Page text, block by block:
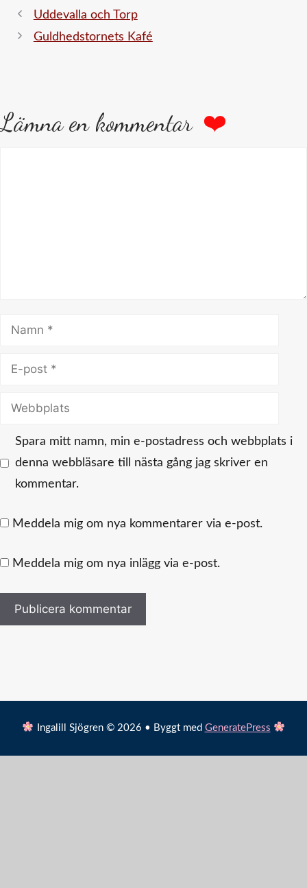
Uddevalla och Torp
Guldhedstornets Kafé
Lämna en kommentar
Namn
Webbplats
Spara mitt namn, min e-postadress och webbplats i
denna webbläsare till nästa gång jag skriver en
kommentar.
Meddela mig om nya kommentarer via e-post.
Meddela mig om nya inlägg via e-post.
Ingalill Sjögren © 2026 • Byggt med GeneratePress